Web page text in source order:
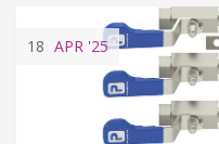
18 APR '25